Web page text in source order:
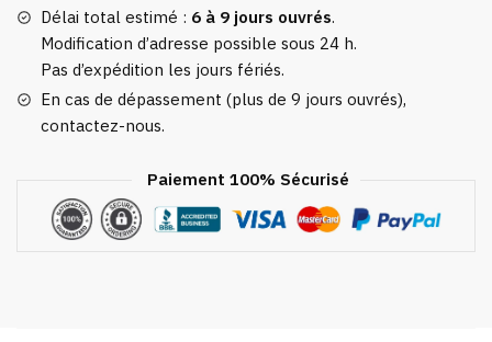
Délai total estimé : 6 à 9 jours ouvrés.
Modification d’adresse possible sous 24 h.
Pas d’expédition les jours fériés.
En cas de dépassement (plus de 9 jours ouvrés),
contactez-nous.
Paiement 100% Sécurisé